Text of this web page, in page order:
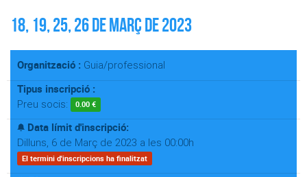
18, 19, 25, 26 de març de 2023
Organització : Guia/professional
Tipus inscripció :
Preu socis: 0.00 €
Data límit d'inscripció:
Dilluns, 6 de Març de 2023 a les 00:00h
El termini d'inscripcions ha finalitzat